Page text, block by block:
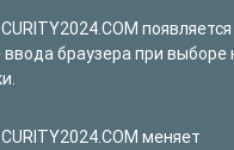
появляется
ввода браузера при выборе
меняет